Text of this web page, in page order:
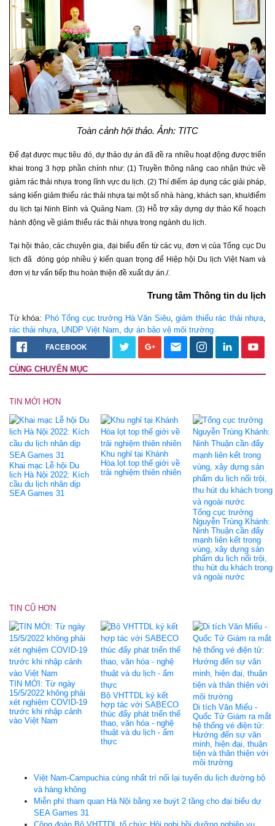
Toàn cảnh hội thảo. Ảnh: TITC
Để đạt được mục tiêu đó, dự thảo dự án đã đề ra nhiều hoạt động được triển
khai trong 3 hợp phần chính như: (1) Truyền thông nâng cao nhận thức về
giảm rác thải nhựa trong lĩnh vực du lịch. (2) Thí điểm áp dụng các giải pháp,
sáng kiến giảm thiểu rác thải nhựa tại một số nhà hàng, khách sạn, khu/điểm
du lịch tại Ninh Bình và Quảng Nam. (3) Hỗ trợ xây dựng dự thảo Kế hoạch
hành động về giảm thiểu rác thải nhựa trong ngành du lịch.
Tại hội thảo, các chuyên gia, đại biểu đến từ các vụ, đơn vị của Tổng cục Du
lịch đã đóng góp nhiều ý kiến quan trọng để Hiệp hội Du lịch Việt Nam và
đơn vị tư vấn tiếp thu hoàn thiện đề xuất dự án./.
Trung tâm Thông tin du lịch
Từ khóa: Phó Tổng cục trưởng Hà Văn Siêu,giảm thiểu rác thải nhựa
rác thải nhựa UNDP Việt Nam dự án bảo vệ môi trường
FACEBOOK
CÙNG CHUYÊN MỤC
TIN MỚI HƠN
Khai mạc Lễ hội Du
lịch Hà Nội 2022: Kích
cầu du lịch nhân dịp
SEA Games 31
Khu nghỉ tại Khánh
Hòa lọt top thế giới về
trải nghiệm thiên nhiên
Tổng cục trưởng
Nguyễn Trùng Khánh:
Ninh Thuận cần đẩy
mạnh liên kết trong
vùng, xây dựng sản
phẩm du lịch nổi trội,
thu hút du khách trong
và ngoài nước
TIN CŨ HƠN
TIN MỚI: Từ ngày
15/5/2022 không phải
xét nghiệm COVID-19
trước khi nhập cảnh
vào Việt Nam
Bộ VHTTDL ký kết
hợp tác với SABECO
thúc đẩy phát triển thể
thao, văn hóa - nghệ
thuật và du lịch - ẩm
thực
Di tích Văn Miếu -
Quốc Tử Giám ra mắt
hệ thống vé điện tử:
Hướng đến sự văn
minh, hiện đại, thuận
tiện và thân thiện với
môi trường
Việt Nam-Campuchia cùng nhất trí nối lại tuyến du lịch đường bộ
và hàng không
Miễn phí tham quan Hà Nội bằng xe buýt 2 tầng cho đại biểu dự
SEA Games 31